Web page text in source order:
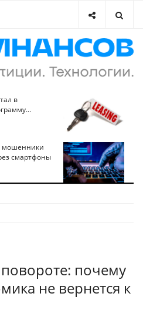
в
мошенники
смартфоны
почему
не вернется к